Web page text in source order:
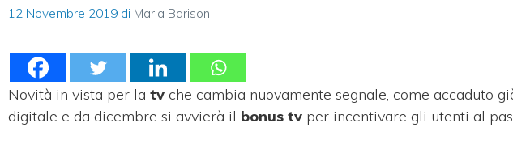
12 Novembre 2019 di Maria Barison
Novità in vista per la tv che cambia nuovamente segnale, come accaduto
digitale e da dicembre si avvierà il bonus tv per incentivare gli utenti al